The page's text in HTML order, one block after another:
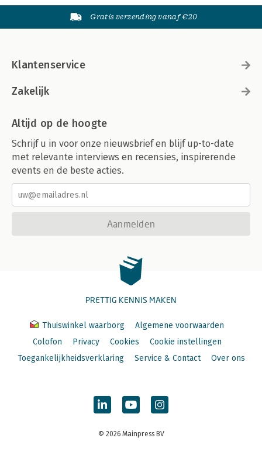
Gratis verzending vanaf €20
Klantenservice
Zakelijk
Altijd op de hoogte
Schrijf u in voor onze nieuwsbrief en blijf up-to-date
met relevante interviews en recensies, inspirerende
events en de beste acties.
Aanmelden
PRETTIG KENNIS MAKEN
Thuiswinkel waarborg
Algemene voorwaarden
Colofon
Privacy Cookies
Cookie instellingen
Toegankelijkheidsverklaring
Service & Contact Over ons
© 2026 Mainpress BV